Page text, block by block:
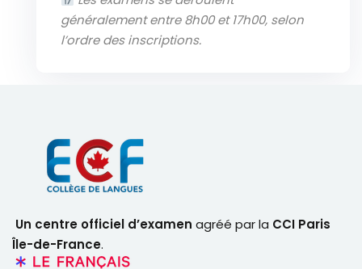
généralement entre 8h00 et 17h00, selon
l’ordre des inscriptions.
Un centre officiel d’examen agréé par la CCI Paris
Île-de-France.